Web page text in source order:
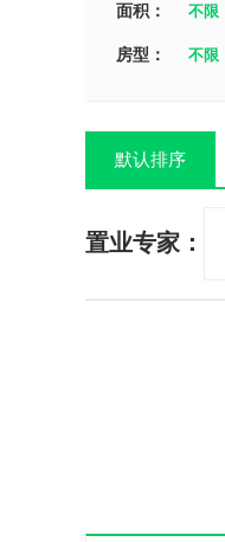
面积： 不限
房型： 不限
默认排序
置业专家：